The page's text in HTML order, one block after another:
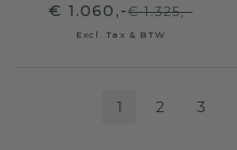
€ 1.060,-€ 1.325,-
Excl. Tax & BTW
1 2 3